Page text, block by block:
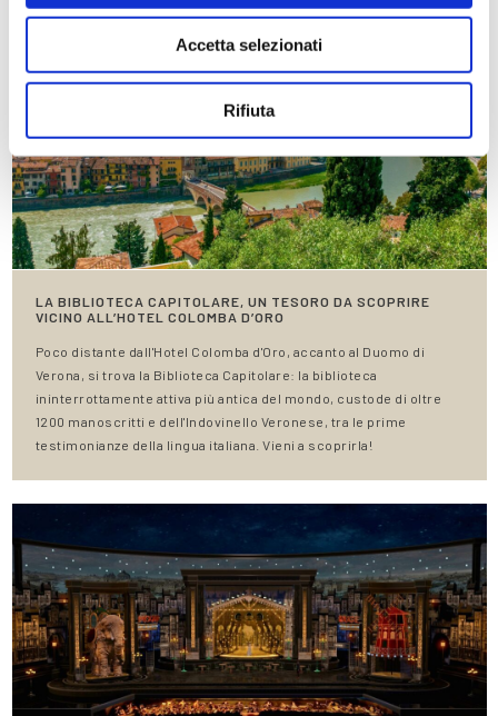
Accetta selezionati
Rifiuta
LA BIBLIOTECA CAPITOLARE, UN TESORO DA SCOPRIRE
VICINO ALL’HOTEL COLOMBA D’ORO
Poco distante dall'Hotel Colomba d'Oro, accanto al Duomo di
Verona, si trova la Biblioteca Capitolare: la biblioteca
ininterrottamente attiva più antica del mondo, custode di oltre
1200 manoscritti e dell'Indovinello Veronese, tra le prime
testimonianze della lingua italiana. Vieni a scoprirla!